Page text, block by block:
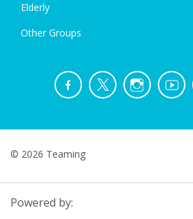
Elderly
Other Groups
© 2026 Teaming
Powered by: